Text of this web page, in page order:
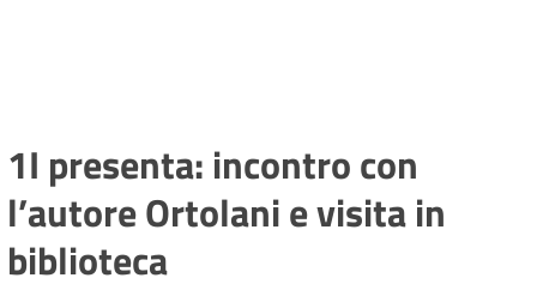
1I presenta: incontro con
l’autore Ortolani e visita in
biblioteca